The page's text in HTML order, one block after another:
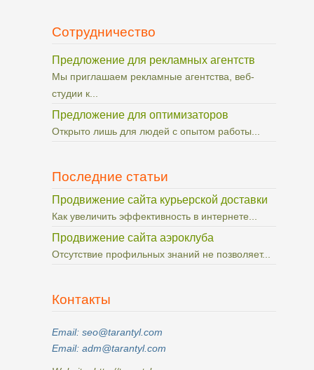
Сотрудничество
Предложение для рекламных агентств
Мы приглашаем рекламные агентства, веб-
студии к...
Предложение для оптимизаторов
Открыто лишь для людей с опытом работы...
Последние статьи
Продвижение сайта курьерской доставки
Как увеличить эффективность в интернете...
Продвижение сайта аэроклуба
Отсутствие профильных знаний не позволяет...
Контакты
Email: seo@tarantyl.com
Email: adm@tarantyl.com